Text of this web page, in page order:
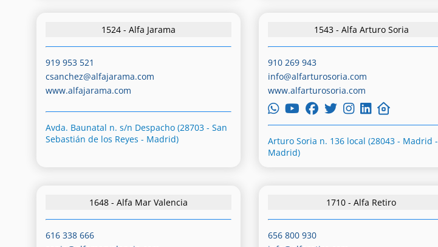
1524 - Alfa Jarama
919 953 521
csanchez@alfajarama.com
www.alfajarama.com
Avda. Baunatal n. s/n Despacho (28703 - San
Sebastián de los Reyes - Madrid)
1543 - Alfa Arturo Soria
910 269 943
info@alfarturosoria.com
www.alfarturosoria.com
Arturo Soria n. 136 local (28043 - Madrid -
Madrid)
1648 - Alfa Mar Valencia
616 338 666
1710 - Alfa Retiro
656 800 930